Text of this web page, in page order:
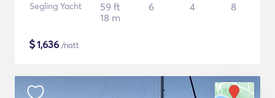
Segling Yacht
59 ft
18 m
6 4 8
$1,636 /natt